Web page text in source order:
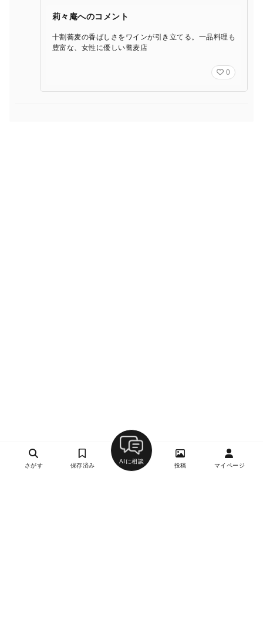
莉々庵へのコメント
十割蕎麦の香ばしさをワインが引き立てる。一品料理も
豊富な、女性に優しい蕎麦店
0
さがす 保存済み
AIに相談
投稿 マイページ